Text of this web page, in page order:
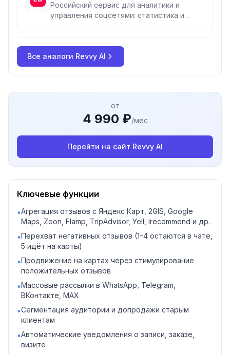
Российский сервис для аналитики и
управления соцсетями: статистика и
одном окне, проверка блогеров на
накрутки. Для SMM-специалистов,
агентств, брендов и блогеров.
Все аналоги Revvy AI
от
4 990 ₽/мес
Перейти на сайт Revvy AI
Ключевые функции
•Агрегация отзывов с Яндекс Карт, 2GIS, Google
Maps, Zoon, Flamp, TripAdvisor, Yell, Irecommend и др.
•Перехват негативных отзывов (1–4 остаются в чате,
5 идёт на карты)
•Продвижение на картах через стимулирование
положительных отзывов
•Массовые рассылки в WhatsApp, Telegram,
ВКонтакте, MAX
•Сегментация аудитории и допродажи старым
клиентам
•Автоматические уведомления о записи, заказе,
визите